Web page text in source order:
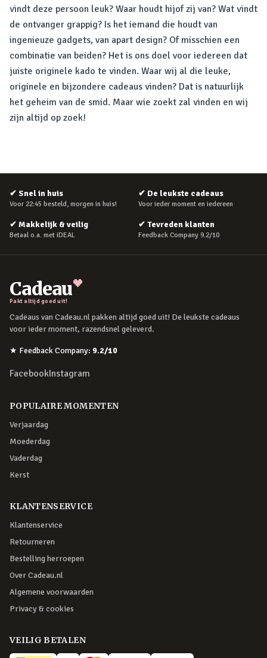
vindt deze persoon leuk? Waar houdt hijof zij van? Wat vindt
de ontvanger grappig? Is het iemand die houdt van
ingenieuze gadgets, van apart design? Of misschien een
combinatie van beiden? Het is ons doel voor iedereen dat
juiste originele kado te vinden. Waar wij al die leuke,
originele en bijzondere cadeaus vinden? Dat is natuurlijk
het geheim van de smid. Maar wie zoekt zal vinden en wij
zijn altijd op zoek!
✔ Snel in huis
Voor 22:45 besteld, morgen in huis!
✔ De leukste cadeaus
Voor ieder moment en iedereen
✔ Makkelijk & veilig
Betaal o.a. met iDEAL
✔ Tevreden klanten
Feedback Company 9.2/10
Cadeau
Pakt altijd goed uit!
Cadeaus van Cadeau.nl pakken altijd goed uit! De leukste cadeaus
voor ieder moment, razendsnel geleverd.
★ Feedback Company: 9.2/10
FacebookInstagram
POPULAIRE MOMENTEN
Verjaardag
Moederdag
Vaderdag
Kerst
KLANTENSERVICE
Klantenservice
Retourneren
Bestelling herroepen
Over Cadeau.nl
Algemene voorwaarden
Privacy & cookies
VEILIG BETALEN